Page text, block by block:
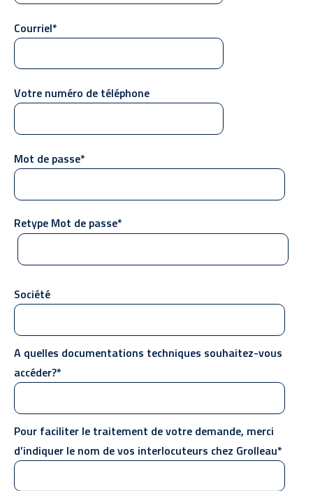
Courriel*
Votre numéro de téléphone
Mot de passe*
Retype Mot de passe*
Société
A quelles documentations techniques souhaitez-vous
accéder?*
Pour faciliter le traitement de votre demande, merci
d’indiquer le nom de vos interlocuteurs chez Grolleau*